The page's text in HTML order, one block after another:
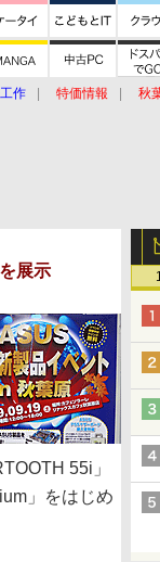
作 特価情報 秋
展示
55i」
」をはじめ